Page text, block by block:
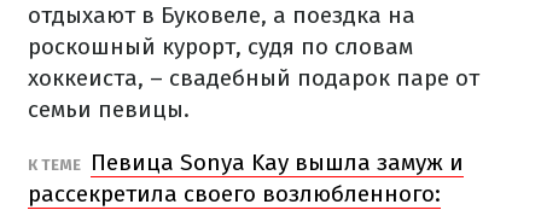
отдыхают в Буковеле, а поездка на
роскошный курорт, судя по словам
хоккеиста, – свадебный подарок паре от
семьи певицы.
К ТЕМЕ
Певица Sonya Kay вышла замуж и
рассекретила своего возлюбленного: